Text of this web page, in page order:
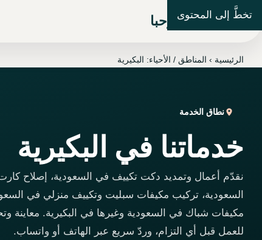
تخطَّ إلى المحتوى
شركة مرحبا
الرئيسية › المناطق / الأحياء: البكيرية
نطاق الخدمة
خدماتنا في البكيرية
نقدّم أعمال وتمديد دكت تكييف في السعودية، إصلاح
السعودية، تركيب مكيفات سبليت وتكييف منزلي في
مكيفات شباك في السعودية وغيرها في البكيرية. معاينة
للعمل قبل أي التزام، وردّ سريع عبر الهاتف أو واتساب.